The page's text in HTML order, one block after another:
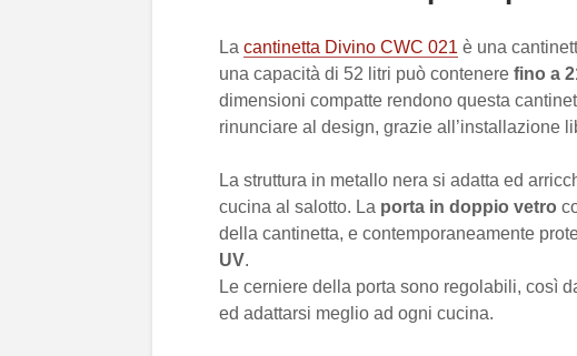
La cantinetta Divino CWC 021 è una
una capacità di 52 litri può contenere fino a
dimensioni compatte rendono questa
rinunciare al design, grazie all’installazione
La struttura in metallo nera si adatta ed
cucina al salotto. La porta in doppio vetro
della cantinetta, e contemporaneamente
UV.
Le cerniere della porta sono regolabili, così
ed adattarsi meglio ad ogni cucina.